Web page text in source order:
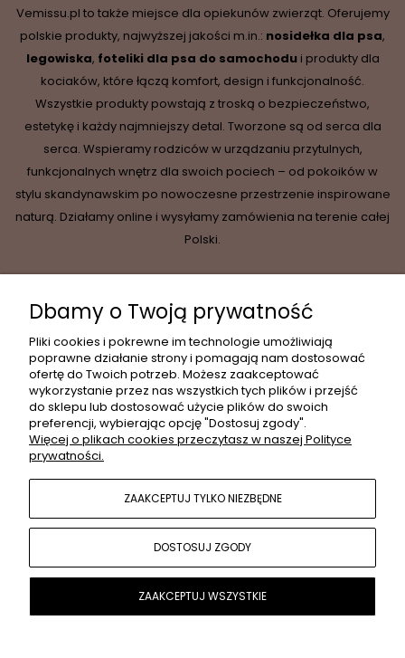
Vemissu.pl to także miejsce dla opiekunów zwierząt. Oferujemy
polskie produkty, najwyższej jakości m.in.: nosidełka dla psa,
legowiska, foteliki dla psa do samochodui produkty dla
kociaków, które łączą komfort, design i funkcjonalność.
Wszystkie produkty powstają z troską o bezpieczeństwo,
estetykę i każdy najmniejszy detal. Tworzone są od serca dla
serca. Wspieramy rodziców w urządzaniu przytulnych,
funkcjonalnych wnętrz dla swoich pociech – od pokoików w
stylu skandynawskim po nowoczesne przestrzenie inspirowane
naturą. Działamy online i wysyłamy zamówienia na terenie całej
Polski.
INFORMACJE
MOJE KONTO
POPULARNE KATEGORIE
O NAS
Dbamy o Twoją prywatność
Pliki cookies i pokrewne im technologie umożliwiają
poprawne działanie strony i pomagają nam dostosować
ofertę do Twoich potrzeb. Możesz zaakceptować
wykorzystanie przez nas wszystkich tych plików i przejść
do sklepu lub dostosować użycie plików do swoich
preferencji, wybierając opcję "Dostosuj zgody".
Więcej o plikach cookies przeczytasz w naszej Polityce
prywatności.
ZAAKCEPTUJ TYLKO NIEZBĘDNE
DOSTOSUJ ZGODY
ZAAKCEPTUJ WSZYSTKIE